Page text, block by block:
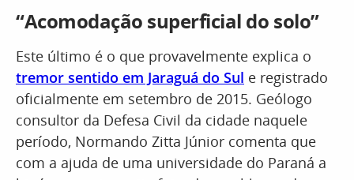
“Acomodação superficial do solo”
Este último é o que provavelmente explica o
tremor sentido em Jaraguá do Sul e registrado
oficialmente em setembro de 2015. Geólogo
consultor da Defesa Civil da cidade naquele
período, Normando Zitta Júnior comenta que
com a ajuda de uma universidade do Paraná a